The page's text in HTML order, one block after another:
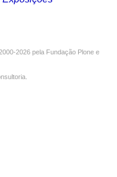
2026 pela Fundação Plone e